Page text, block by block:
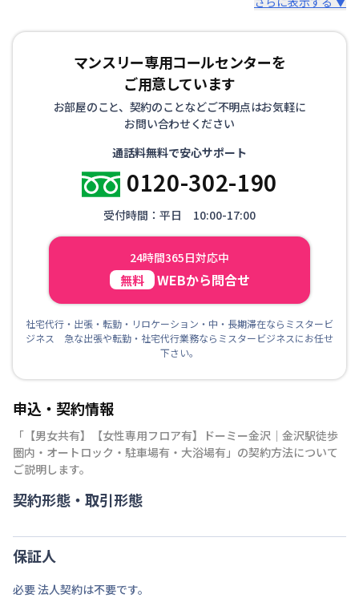
マンスリー専用コールセンターを
ご用意しています
お部屋のこと、契約のことなどご不明点はお気軽に
お問い合わせください
通話料無料で安心サポート
0120-302-190
受付時間：平日 10:00-17:00
24時間365日対応中
無料 WEBから問合せ
社宅代行・出張・転勤・リロケーション・中・長期滞在ならミスタービ
ジネス 急な出張や転勤・社宅代行業務ならミスタービジネスにお任せ
下さい。
申込・契約情報
「 【男女共有】【女性専用フロア有】ドーミー金沢｜金沢駅徒歩
圏内・オートロック・駐車場有・大浴場有 」の契約方法について
ご説明します。
契約形態・取引形態
保証人
必要 法人契約は不要です。